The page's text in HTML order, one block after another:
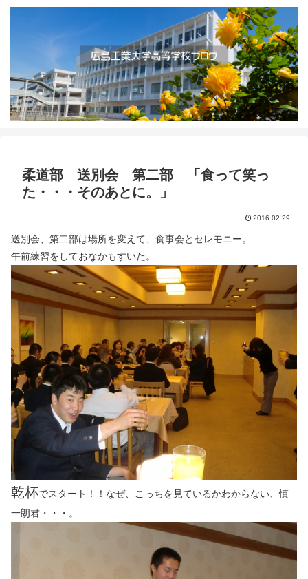
柔道部 送別会 第二部 「食って笑っ
た・・・そのあとに。」
2016.02.29
送別会、第二部は場所を変えて、食事会とセレモニー。
午前練習をしておなかもすいた。
乾杯でスタート！！なぜ、こっちを見ているかわからない、慎
一朗君・・・。